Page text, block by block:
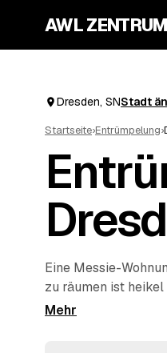
AWL ZENTRUM
Dresden, SNStadt
Startseite›Entrümpelung›
Eine Messie-
zu räumen ist
schildern Sie